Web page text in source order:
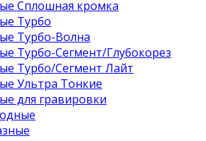
Сплошная кромка
Турбо
Турбо-Волна
Турбо-Сегмент/Глубокорез
Турбо/Сегмент Лайт
Ультра Тонкие
для гравировки